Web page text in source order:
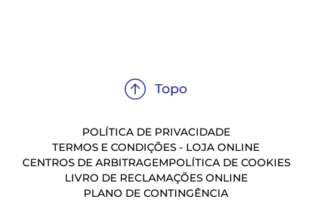
POLÍTICA DE PRIVACIDADE
TERMOS E CONDIÇÕES - LOJA ONLINE
CENTROS DE ARBITRAGEMPOLÍTICA DE COOKIES
LIVRO DE RECLAMAÇÕES ONLINE
PLANO DE CONTINGÊNCIA